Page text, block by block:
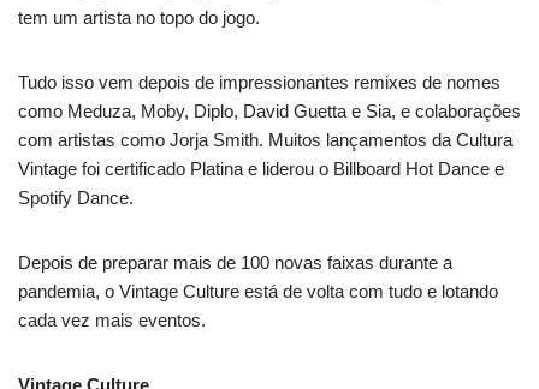
tem um artista no topo do jogo.
Tudo isso vem depois de impressionantes remixes de nomes
como Meduza, Moby, Diplo, David Guetta e Sia, e colaborações
com artistas como Jorja Smith. Muitos lançamentos da Cultura
Vintage foi certificado Platina e liderou o Billboard Hot Dance e
Spotify Dance.
Depois de preparar mais de 100 novas faixas durante a
pandemia, o Vintage Culture está de volta com tudo e lotando
cada vez mais eventos.
Vintage Culture